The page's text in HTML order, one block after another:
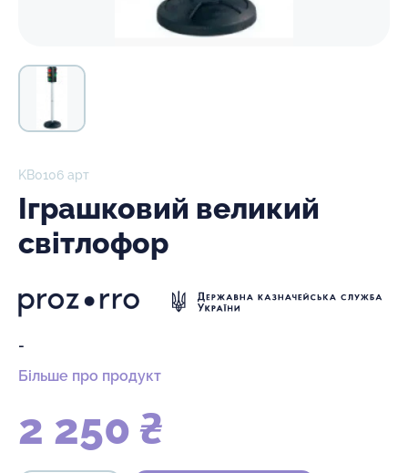
KB0106 арт
Іграшковий великий
світлофор
-
Більше про продукт
2 250 ₴